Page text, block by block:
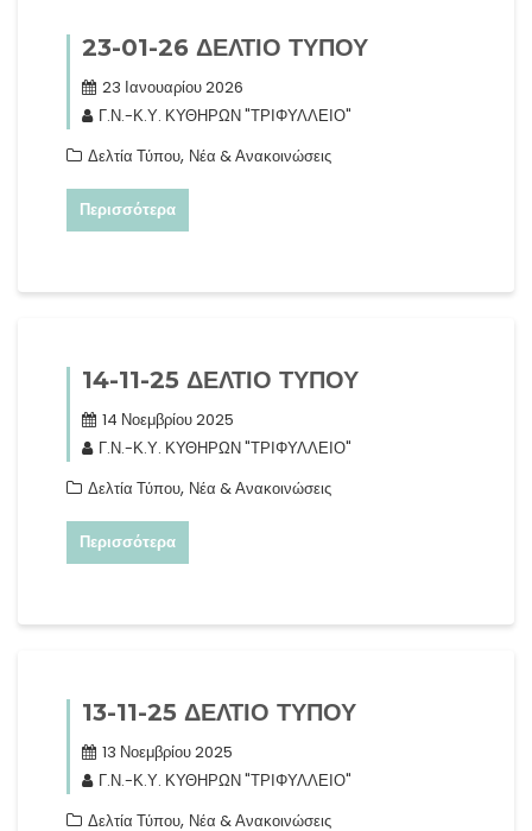
23-01-26 ΔΕΛΤΙΟ ΤΥΠΟΥ
23 Ιανουαρίου 2026
Γ.Ν.-Κ.Υ. ΚΥΘΗΡΩΝ "ΤΡΙΦΥΛΛΕΙΟ"
Δελτία Τύπου, Νέα & Ανακοινώσεις
Περισσότερα
14-11-25 ΔΕΛΤΙΟ ΤΥΠΟΥ
14 Νοεμβρίου 2025
Γ.Ν.-Κ.Υ. ΚΥΘΗΡΩΝ "ΤΡΙΦΥΛΛΕΙΟ"
Δελτία Τύπου, Νέα & Ανακοινώσεις
Περισσότερα
13-11-25 ΔΕΛΤΙΟ ΤΥΠΟΥ
13 Νοεμβρίου 2025
Γ.Ν.-Κ.Υ. ΚΥΘΗΡΩΝ "ΤΡΙΦΥΛΛΕΙΟ"
Δελτία Τύπου, Νέα & Ανακοινώσεις